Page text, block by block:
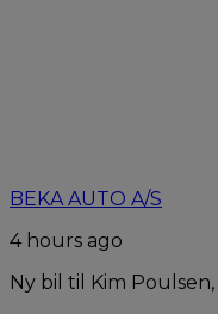
BEKA AUTO A/S
4 hours ago
Ny bil til Kim Poulsen,